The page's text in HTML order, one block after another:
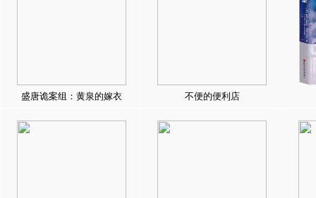
盛唐诡案组：黄泉的嫁衣 不便的便利店